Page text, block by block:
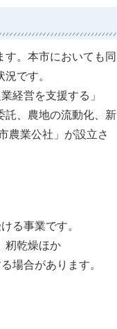
す。本市においても同
です。
経営を支援する」
託、農地の流動化、新
農業公社」が設立さ
る事業です。
籾乾燥ほか
場合があります。